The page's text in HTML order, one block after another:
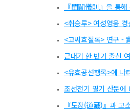
『閨閫儀則』을 통
<취승루> 여성영웅
<고씨효절록> 연구 -
근대기 한 반가 출신
<유효공선행록>에 나
조선전기 필기 산문에
『도장(道藏)』과 고